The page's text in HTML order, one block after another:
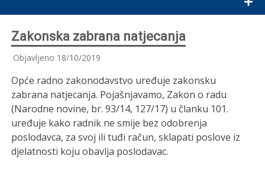
Zakonska zabrana natjecanja
Objavljeno 18/10/2019
Opće radno zakonodavstvo uređuje zakonsku
zabrana natjecanja. Pojašnjavamo, Zakon o radu
(Narodne novine, br. 93/14, 127/17) u članku 101.
uređuje kako radnik ne smije bez odobrenja
poslodavca, za svoj ili tuđi račun, sklapati poslove iz
djelatnosti koju obavlja poslodavac.